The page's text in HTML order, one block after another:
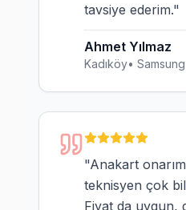
tavsiye ederim."
Ahmet Yılmaz
Kadıköy• Samsung
"Anakart
teknisyen çok
Fiyat da uygun,